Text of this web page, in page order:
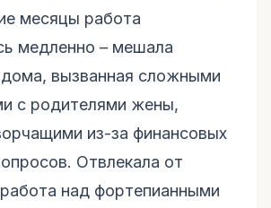
месяцы работа
медленно – мешала
дома, вызванная сложными
с родителями жены,
из-за финансовых
Отвлекала от
над фортепианными